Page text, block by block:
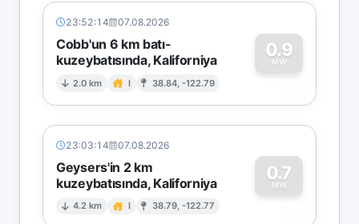
23:52:14 07.08.2026
Cobb'un 6 km batı-
kuzeybatısında, Kaliforniya
2.0 km I 38.84, -122.79
0.9
MW
0
23:03:14 07.08.2026
Geysers'in 2 km
kuzeybatısında, Kaliforniya
4.2 km I 38.79, -122.77
0.7
MW